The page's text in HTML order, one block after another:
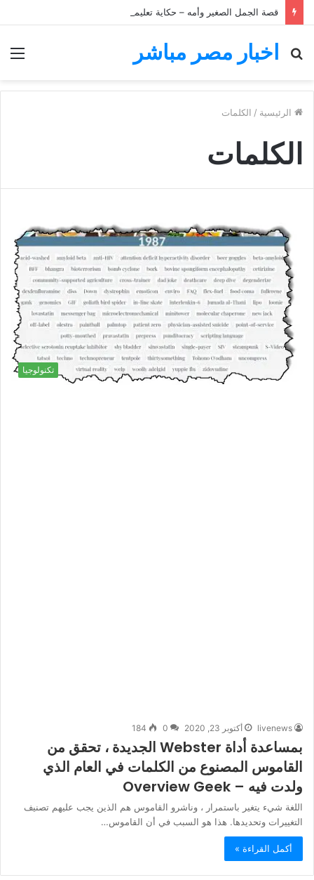
قصة الجمل الصغير وأمه – حكاية تعليمية للأطفال
اخبار مصر مباشر
بحث
الرئيسية / الكلمات
الكلمات
تكنولوجيا
livenews أكتوبر 23, 2020 0
184
بمساعدة أداة Webster الجديدة ، تحقق من
القاموس المصنوع من الكلمات في العام الذي
ولدت فيه – Overview Geek
اللغة شيء يتغير باستمرار ، وناشرو القاموس هم الذين يجب عليهم تصنيف
التغييرات وتحديدها. هذا هو السبب في أن القاموس…
أكمل القراءة »